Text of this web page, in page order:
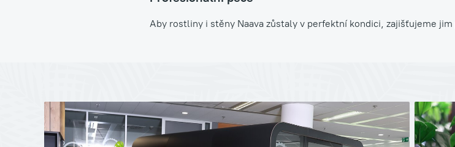
Aby rostliny i stěny Naava zůstaly v perfektní kondici, zajišťujeme jim